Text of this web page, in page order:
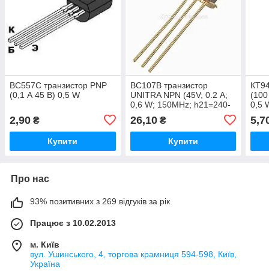
BC557C транзистор PNP
(0,1 А 45 В) 0,5 W
2,90 ₴
Купити
BC107B транзистор
UNITRA NPN (45V; 0.2 А;
0,6 W; 150MHz; h21=240-
26,10₴
Купити
0,5
Про нас
93% позитивних з 269 відгуків за рік
Працює з 10.02.2013
м. Київ
вул. Ушинського, 4, торгова крамниця 594-598, Київ,
Україна